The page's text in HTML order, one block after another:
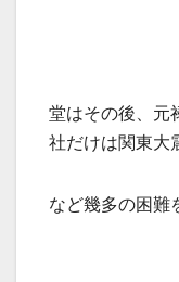
堂はその後、元
社だけは関東大
など幾多の困難